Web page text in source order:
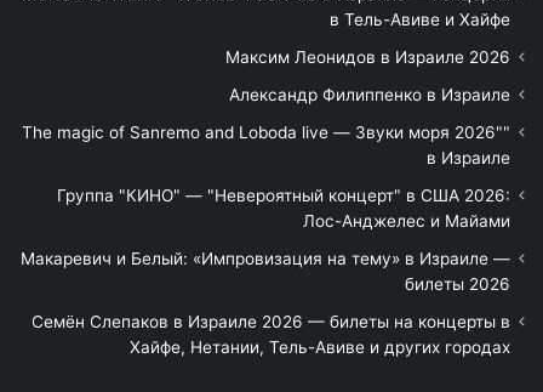
в Тель-Авиве и Хайфе
Максим Леонидов в Израиле 2026
Александр Филиппенко в Израиле
"The magic of Sanremo and Loboda live — Звуки моря 2026"
в Израиле
Группа "КИНО" — "Невероятный концерт" в США 2026:
Лос-Анджелес и Майами
Макаревич и Белый: «Импровизация на тему» в Израиле —
билеты 2026
Семён Слепаков в Израиле 2026 — билеты на концерты в
Хайфе, Нетании, Тель-Авиве и других городах